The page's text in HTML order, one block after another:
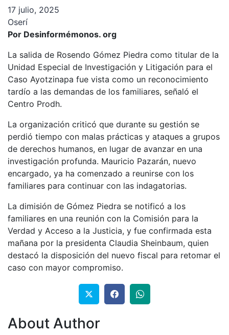
17 julio, 2025
Oserí
Por Desinformémonos. org
La salida de Rosendo Gómez Piedra como titular de la
Unidad Especial de Investigación y Litigación para el
Caso Ayotzinapa fue vista como un reconocimiento
tardío a las demandas de los familiares, señaló el
Centro Prodh.
La organización criticó que durante su gestión se
perdió tiempo con malas prácticas y ataques a grupos
de derechos humanos, en lugar de avanzar en una
investigación profunda. Mauricio Pazarán, nuevo
encargado, ya ha comenzado a reunirse con los
familiares para continuar con las indagatorias.
La dimisión de Gómez Piedra se notificó a los
familiares en una reunión con la Comisión para la
Verdad y Acceso a la Justicia, y fue confirmada esta
mañana por la presidenta Claudia Sheinbaum, quien
destacó la disposición del nuevo fiscal para retomar el
caso con mayor compromiso.
About Author